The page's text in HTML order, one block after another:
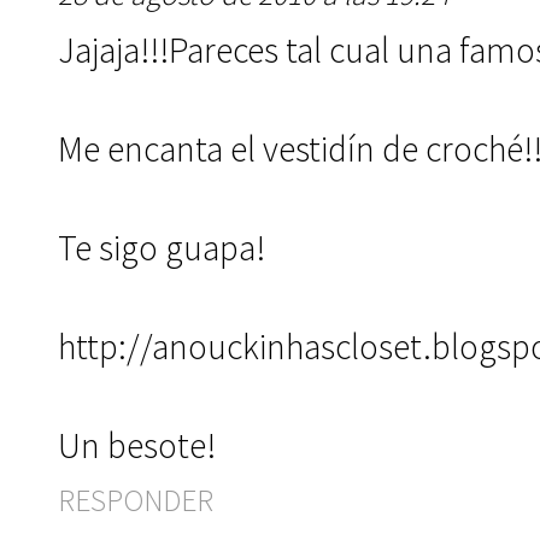
Jajaja!!!Pareces tal cual una
Me encanta el vestidín de
Te sigo guapa!
http://
Un besote!
RESPONDER